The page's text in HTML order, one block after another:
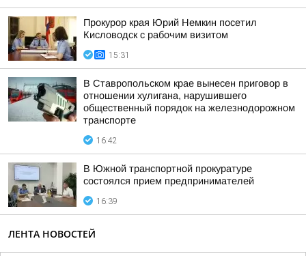
Прокурор края Юрий Немкин посетил
Кисловодск с рабочим визитом
15:31
В Ставропольском крае вынесен приговор в
отношении хулигана, нарушившего
общественный порядок на железнодорожном
транспорте
16:42
В Южной транспортной прокуратуре
состоялся прием предпринимателей
16:39
ЛЕНТА НОВОСТЕЙ